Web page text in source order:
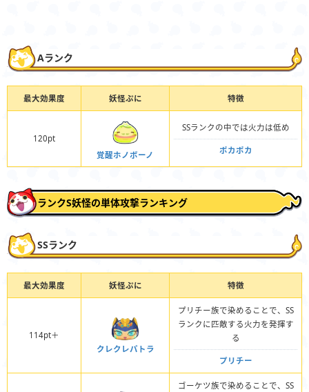
Aランク
最大効果度 妖怪ぷに 特徴
120pt
覚醒ホノボーノ
SSランクの中では火力は低め
ポカポカ
ランクS妖怪の単体攻撃ランキング
SSランク
最大効果度 妖怪ぷに 特徴
114pt＋
クレクレパトラ
プリチー族で染めることで、SS
ランクに匹敵する火力を発揮す
る
プリチー
ゴーケツ族で染めることで、SS